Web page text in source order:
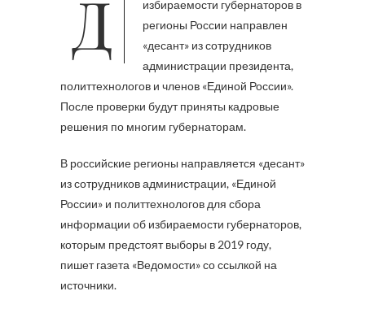
Для исследования
избираемости губернаторов в
регионы России направлен
«десант» из сотрудников
администрации президента,
политтехнологов и членов «Единой России».
После проверки будут приняты кадровые
решения по многим губернаторам.
В российские регионы направляется «десант»
из сотрудников администрации, «Единой
России» и политтехнологов для сбора
информации об избираемости губернаторов,
которым предстоят выборы в 2019 году,
пишет газета «Ведомости» со ссылкой на
источники.